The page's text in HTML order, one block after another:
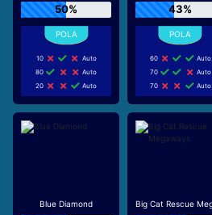
50%
10
Auto
80
Auto
20
Auto
43%
60
Auto
70
Auto
70
Auto
Blue Diamond